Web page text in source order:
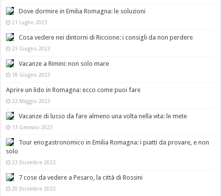
Dove dormire in Emilia Romagna: le soluzioni
21 Luglio 2023
Cosa vedere nei dintorni di Riccione: i consigli da non perdere
23 Giugno 2023
Vacanze a Rimini: non solo mare
18 Giugno 2023
Aprire un lido in Romagna: ecco come puoi fare
22 Maggio 2023
Vacanze di lusso da fare almeno una volta nella vita: le mete
13 Gennaio 2023
Tour enogastronomico in Emilia Romagna: i piatti da provare, e non
solo
23 Dicembre 2022
7 cose da vedere a Pesaro, la città di Rossini
20 Dicembre 2022